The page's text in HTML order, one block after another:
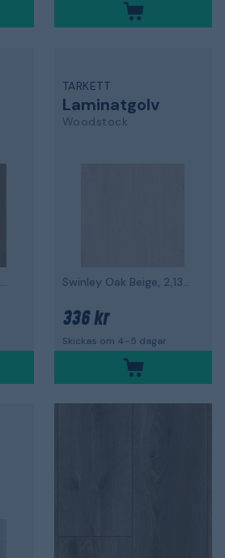
Brook Oak Brown, 2,13m² per paket
TARKETT
Laminatgolv
Woodstock
Swinley Oak Beige, 2,13m² per paket
336 kr
Skickas om 4-5 dagar